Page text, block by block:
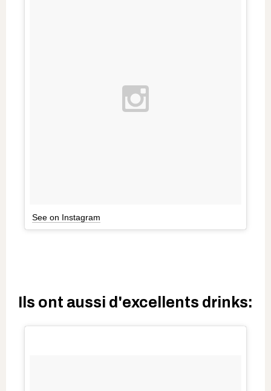
See on Instagram
Ils ont aussi d'excellents drinks: